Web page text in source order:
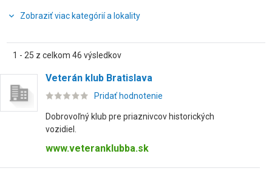
Zobraziť viac kategórií a lokality
1 - 25 z celkom 46 výsledkov
Veterán klub Bratislava
Pridať hodnotenie
Dobrovoľný klub pre priaznivcov historických
vozidiel.
www.veteranklubba.sk